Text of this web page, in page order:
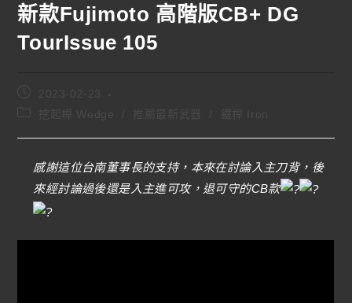
新款Fujimoto 高階版CB+ DG
TourIssue 105
2023-02-23
挖起桿 Wedge
鐵桿 Iron
感謝這位台南董事長的支持，本來在討論入主刀背，後
來經討論過後還是入主進可攻，退可守的CB款